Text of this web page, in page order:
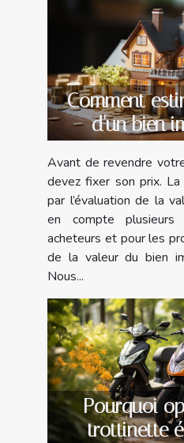
Comment
d'un bien
Avant de revendre
devez fixer son prix.
par l’évaluation de la
en compte
acheteurs et pour les
de la valeur du bien
Nous...
Pourquoi
trottinette